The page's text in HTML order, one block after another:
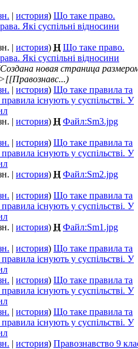
| история) Що таке право.
Які суспільні відносини
| история) Н Що таке право.
Які суспільні відносини
новая страница
| история) Що таке правила та
існують у суспільстві. У
| история) Н Файл:Sm3.jpg
| история) Що таке правила та
існують у суспільстві. У
| история) Н Файл:Sm2.jpg
| история) Що таке правила та
існують у суспільстві. У
| история) Н Файл:Sm1.jpg
| история) Що таке правила та
існують у суспільстві. У
| история) Що таке правила та
існують у суспільстві. У
| история) Що таке правила та
існують у суспільстві. У
| история) Правознавство 9